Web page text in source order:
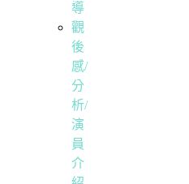
導
觀
後
感/
分
析/
演
員
介